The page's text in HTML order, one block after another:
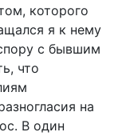
которого
я к нему
с бывшим
что
на
В один